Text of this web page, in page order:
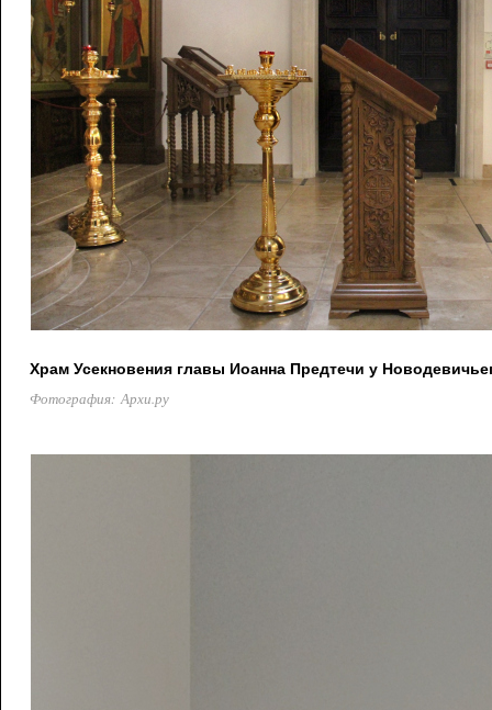
Храм Усекновения главы Иоанна Предтечи у
Фотография: Архи.ру